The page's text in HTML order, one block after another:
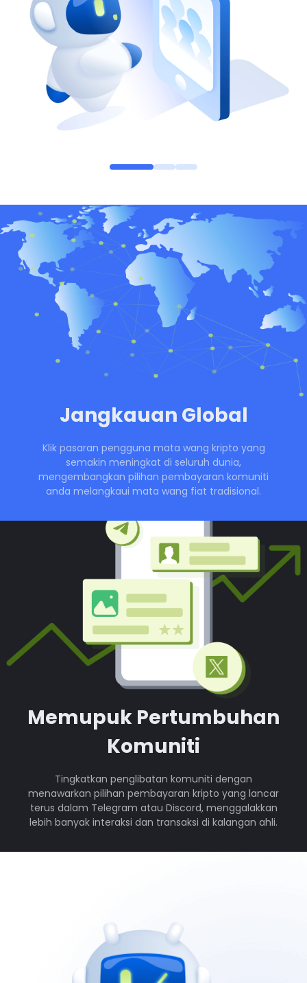
Jangkauan Global
Klik pasaran pengguna mata wang kripto yang
semakin meningkat di seluruh dunia,
mengembangkan pilihan pembayaran komuniti
anda melangkaui mata wang fiat tradisional.
Memupuk Pertumbuhan
Komuniti
Tingkatkan penglibatan komuniti dengan
menawarkan pilihan pembayaran kripto yang lancar
terus dalam Telegram atau Discord, menggalakkan
lebih banyak interaksi dan transaksi di kalangan ahli.